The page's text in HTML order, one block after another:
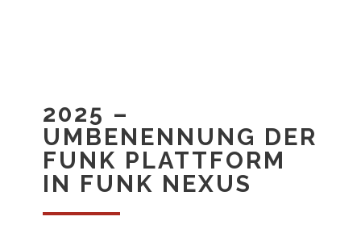
2025 –
UMBENENNUNG DER
FUNK PLATTFORM
IN FUNK NEXUS